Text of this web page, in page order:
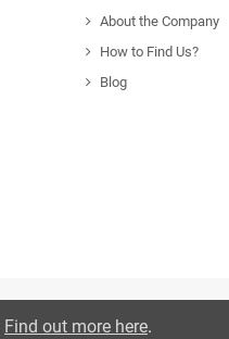
About the Company
How to Find Us?
Blog
Find out more here.